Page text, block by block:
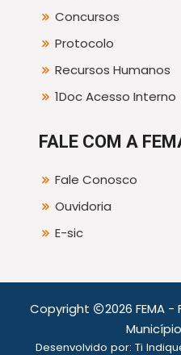
Concursos
Protocolo
Recursos Humanos
1Doc Acesso Interno
FALE COM A
Fale Conosco
Ouvidoria
E-sic
Copyright
2026 FEMA
Desenvolvido por: Ti